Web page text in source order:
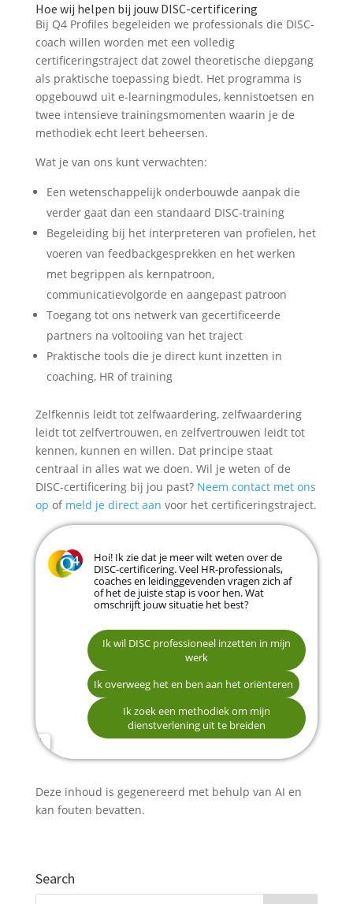
Hoe wij helpen bij jouw DISC-certificering
Bij Q4 Profiles begeleiden we professionals die DISC-
coach willen worden met een volledig
certificeringstraject dat zowel theoretische diepgang
als praktische toepassing biedt. Het programma is
opgebouwd uit e-learningmodules, kennistoetsen en
twee intensieve trainingsmomenten waarin je de
methodiek echt leert beheersen.
Wat je van ons kunt verwachten:
Een wetenschappelijk onderbouwde aanpak die
verder gaat dan een standaard DISC-training
Begeleiding bij het interpreteren van profielen, het
voeren van feedbackgesprekken en het werken
met begrippen als kernpatroon,
communicatievolgorde en aangepast patroon
Toegang tot ons netwerk van gecertificeerde
partners na voltooiing van het traject
Praktische tools die je direct kunt inzetten in
coaching, HR of training
Zelfkennis leidt tot zelfwaardering, zelfwaardering
leidt tot zelfvertrouwen, en zelfvertrouwen leidt tot
kennen, kunnen en willen. Dat principe staat
centraal in alles wat we doen. Wil je weten of de
DISC-certificering bij jou past? Neem contact met ons
op of meld je direct aan voor het certificeringstraject.
Hoi! Ik zie dat je meer wilt weten over de
DISC-certificering. Veel HR-professionals,
coaches en leidinggevenden vragen zich af
of het de juiste stap is voor hen. Wat
omschrijft jouw situatie het best?
Ik wil DISC professioneel inzetten in mijn
werk
Ik overweeg het en ben aan het oriënteren
Ik zoek een methodiek om mijn
dienstverlening uit te breiden
HR / Recruitment / Talentmanagement
Coach of trainer
Leidinggevende of manager
Organisatieadviseur of consultant
Naam *
Deze inhoud is gegenereerd met behulp van AI en
kan fouten bevatten.
Search